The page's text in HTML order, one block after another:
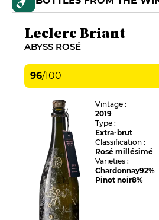
Leclerc Briant
ABYSS ROSÉ
96/100
Vintage :
2019
Type :
Extra-brut
Classification :
Rosé millésimé
Varieties :
Chardonnay92%
Pinot noir8%